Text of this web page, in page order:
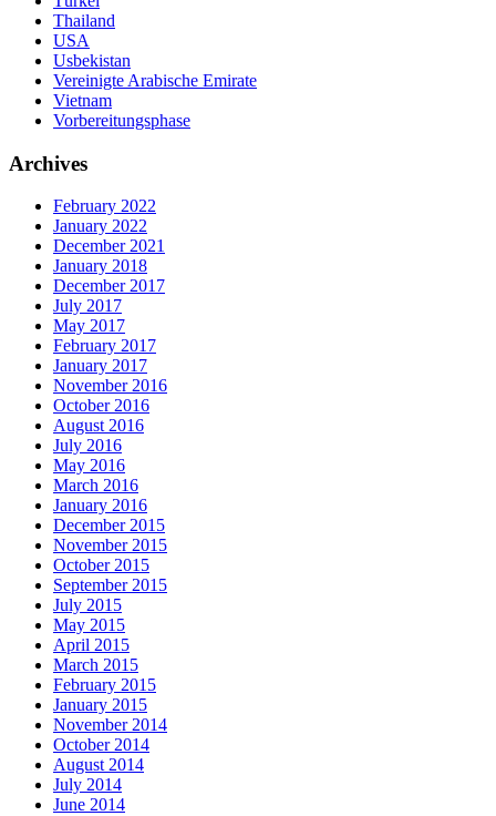
Thailand
USA
Usbekistan
Vereinigte Arabische Emirate
Vietnam
Vorbereitungsphase
Archives
February 2022
January 2022
December 2021
January 2018
December 2017
July 2017
May 2017
February 2017
January 2017
November 2016
October 2016
August 2016
July 2016
May 2016
March 2016
January 2016
December 2015
November 2015
October 2015
September 2015
July 2015
May 2015
April 2015
March 2015
February 2015
January 2015
November 2014
October 2014
August 2014
July 2014
June 2014